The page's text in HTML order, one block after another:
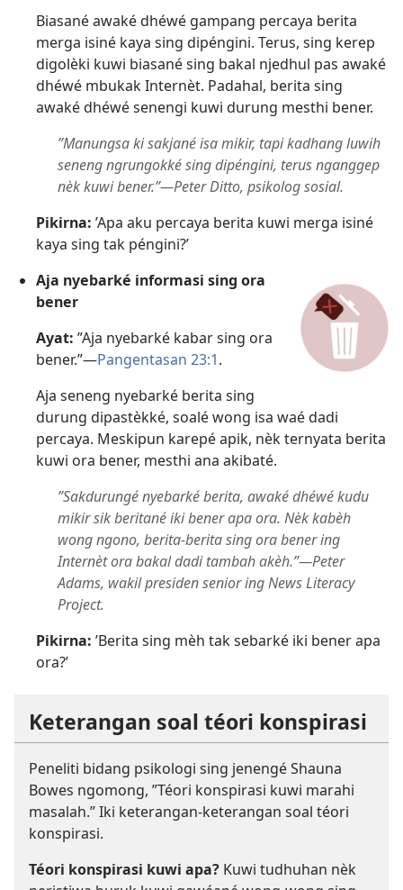
Biasané awaké dhéwé gampang percaya berita
merga isiné kaya sing dipéngini. Terus, sing kerep
digolèki kuwi biasané sing bakal njedhul pas awaké
dhéwé mbukak Internèt. Padahal, berita sing
awaké dhéwé senengi kuwi durung mesthi bener.
”Manungsa ki sakjané isa mikir, tapi kadhang luwih
seneng ngrungokké sing dipéngini, terus nganggep
nèk kuwi bener.”​—Peter Ditto, psikolog sosial.
Pikirna: ’Apa aku percaya berita kuwi merga isiné
kaya sing tak péngini?’
Aja nyebarké informasi sing ora
bener
Ayat: ”Aja nyebarké kabar sing ora
bener.”​—Pangentasan 23:1.
Aja seneng nyebarké berita sing
durung dipastèkké, soalé wong isa waé dadi
percaya. Meskipun karepé apik, nèk ternyata berita
kuwi ora bener, mesthi ana akibaté.
”Sakdurungé nyebarké berita, awaké dhéwé kudu
mikir sik beritané iki bener apa ora. Nèk kabèh
wong ngono, berita-berita sing ora bener ing
Internèt ora bakal dadi tambah akèh.”​—Peter
Adams, wakil presiden senior ing News Literacy
Project.
Pikirna: ’Berita sing mèh tak sebarké iki bener apa
ora?’
Keterangan soal téori konspirasi
Peneliti bidang psikologi sing jenengé Shauna
Bowes ngomong, ”Téori konspirasi kuwi marahi
masalah.” Iki keterangan-keterangan soal téori
konspirasi.
Téori konspirasi kuwi apa? Kuwi tudhuhan nèk